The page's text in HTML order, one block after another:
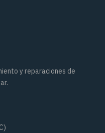
y reparaciones de